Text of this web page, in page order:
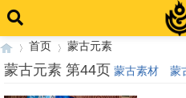
首页 蒙古元素
蒙古元素 第44页 蒙古素材 蒙